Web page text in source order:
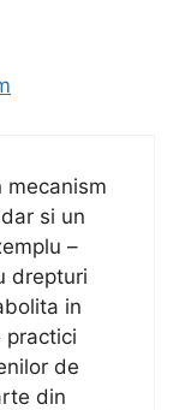
mecanism
si un
–
drepturi
in
practici
de
din